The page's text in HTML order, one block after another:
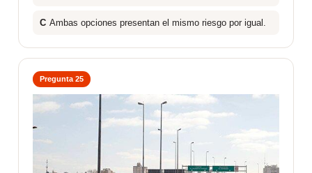
C Ambas opciones presentan el mismo riesgo por igual.
Pregunta 25